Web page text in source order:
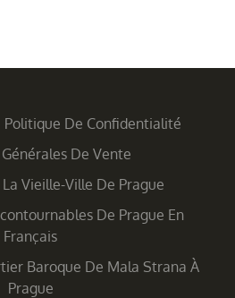
Politique De Confidentialité
De Vente
Vieille-Ville De Prague
De Prague En
Français
Baroque De Mala Strana À
Prague